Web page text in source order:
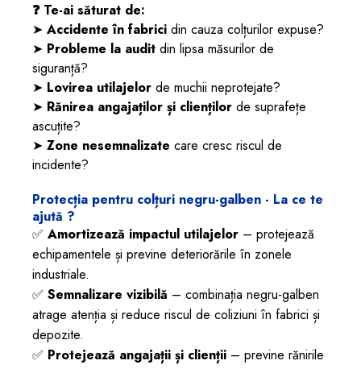
❓ Te-ai săturat de:
➤ Accidente în fabrici din cauza colțurilor expuse?
➤ Probleme la audit din lipsa măsurilor de
siguranță?
➤ Lovirea utilajelor de muchii neprotejate?
➤ Rănirea angajaților și clienților de suprafețe
ascuțite?
➤ Zone nesemnalizate care cresc riscul de
incidente?
Protecția pentru colțuri negru-galben - La ce te
ajută ?
✅ Amortizează impactul utilajelor – protejează
echipamentele și previne deteriorările în zonele
industriale.
✅ Semnalizare vizibilă – combinația negru-galben
atrage atenția și reduce riscul de coliziuni în fabrici și
depozite.
✅ Protejează angajații și clienții – previne rănirile